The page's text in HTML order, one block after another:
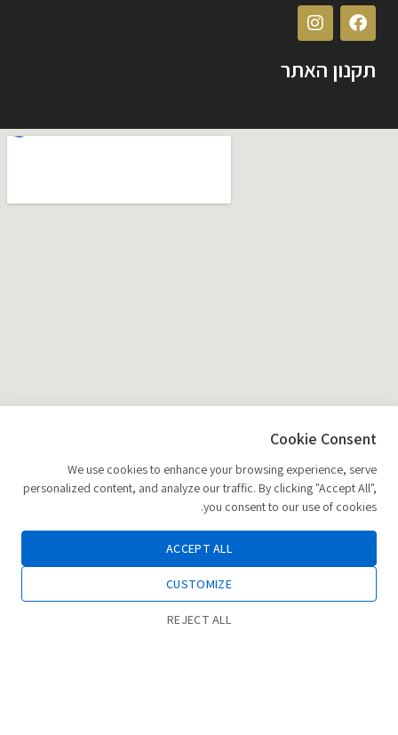
תקנון האתר
0
Cookie Consent
We use cookies to enhance your browsing experience, serve
personalized content, and analyze our traffic. By clicking "Accept All",
you consent to our use of cookies.
ACCEPT ALL
CUSTOMIZE
REJECT ALL